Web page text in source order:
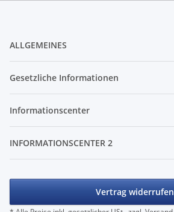
ALLGEMEINES
Gesetzliche Informationen
Informationscenter
INFORMATIONSCENTER 2
Vertrag widerrufen